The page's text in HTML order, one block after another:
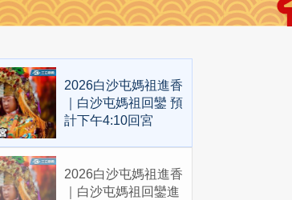
2026白沙屯媽祖進香
｜白沙屯媽祖回鑾 預
計下午4:10回宮
2026白沙屯媽祖進香
｜白沙屯媽祖回鑾進